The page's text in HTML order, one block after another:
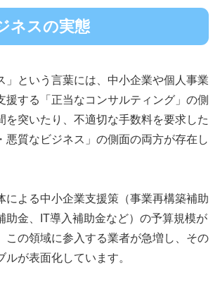
ネスの実態
」という言葉には、中小企業や個人事業
援する「正当なコンサルティング」の側
を突いたり、不適切な手数料を要求した
悪質なビジネス」の側面の両方が存在し
による中小企業支援策（事業再構築補助
助金、IT導入補助金など）の予算規模が
この領域に参入する業者が急増し、その
ルが表面化しています。